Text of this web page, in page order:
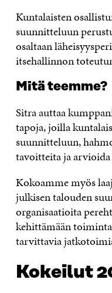
Kuntalaisten
suunnitteluun
osaltaan
itsehallinnon
Mitä teemme?
Sitra auttaa
tapoja, joilla
suunnitteluun,
tavoitteita ja
Kokoamme myös
julkisen talouden
organisaatioita
kehittämään
tarvittavia
Kokeilut